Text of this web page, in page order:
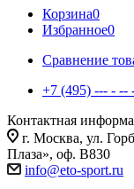
Корзина0
Избранное0
Сравнение
+7 (495) --- - --
Контактная
г. Москва, ул.
Плаза», оф. В830
info@eto-sport.ru